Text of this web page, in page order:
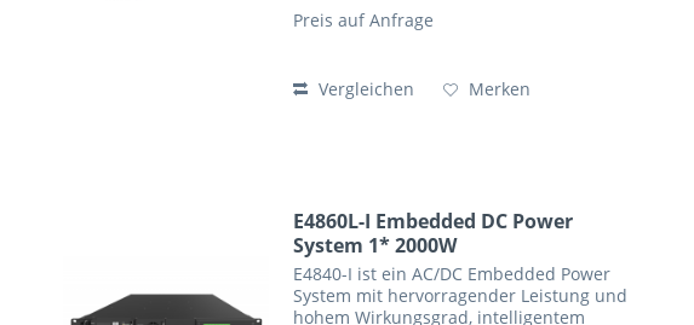
(SFP+)/GE (eSFP/SFP) Forwarding
Preis auf Anfrage
Vergleichen Merken
E4860L-I Embedded DC Power
System 1* 2000W
E4840-I ist ein AC/DC Embedded Power
System mit hervorragender Leistung und
hohem Wirkungsgrad, intelligentem